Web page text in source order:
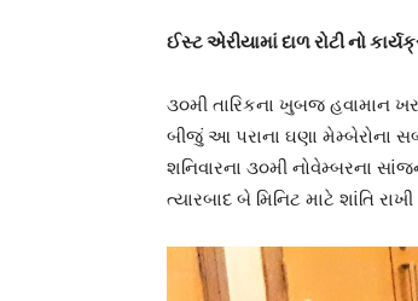
ઈસ્ટ એરીયામાં દાળ રોટી નો
૩૦મી તારિકના ખુબજ હવામાન
બીજું આ પરાના ઘણા મેમ્બેરોના
શનિવારના ૩૦મી નોવેમ્બરના
ત્યારબાદ બે મિનિટ માટે શાંતિ